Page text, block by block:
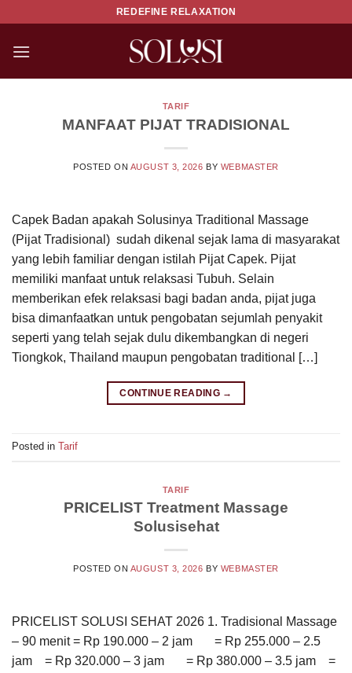
content
REDEFINE RELAXATION
TARIF
MANFAAT PIJAT TRADISIONAL
POSTED ON AUGUST 3, 2026 BY WEBMASTER
Capek Badan apakah Solusinya Traditional Massage
(Pijat Tradisional) sudah dikenal sejak lama di masyarakat
yang lebih familiar dengan istilah Pijat Capek. Pijat
memiliki manfaat untuk relaksasi Tubuh. Selain
memberikan efek relaksasi bagi badan anda, pijat juga
bisa dimanfaatkan untuk pengobatan sejumlah penyakit
seperti yang telah sejak dulu dikembangkan di negeri
Tiongkok, Thailand maupun pengobatan traditional […]
CONTINUE READING →
Posted in Tarif
TARIF
PRICELIST Treatment Massage
Solusisehat
POSTED ON AUGUST 3, 2026 BY WEBMASTER
PRICELIST SOLUSI SEHAT 2026 1. Tradisional Massage
– 90 menit = Rp 190.000 – 2 jam = Rp 255.000 – 2.5
jam = Rp 320.000 – 3 jam = Rp 380.000 – 3.5 jam =